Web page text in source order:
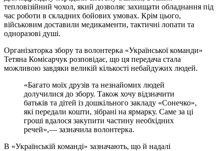
тепловізійний чохол, який дозволяє захищати обладнання під
час роботи в складних бойових умовах. Крім цього,
військовим доставили медикаменти, тактичні лопати та
одноразові душі.
Організаторка збору та волонтерка «Української команди»
Тетяна Комісарчук розповідає, що ця передача стала
можливою завдяки великій кількості небайдужих людей.
«Багато моїх друзів та незнайомих людей
долучилися до збору. Також хочу відзначити
батьків та дітей із дошкільного закладу «Сонечко»,
які передали кошти, зібрані на ярмарку. Саме за ці
гроші вдалося закупити частину необхідних
речей»,— зазначила волонтерка.
В «Українській команді» зазначають, що й надалі